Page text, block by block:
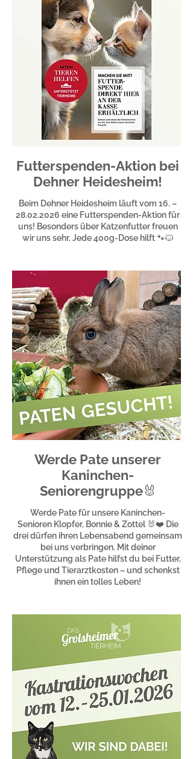
Futterspenden-Aktion bei
Dehner Heidesheim!
Beim Dehner Heidesheim läuft vom 16. –
28.02.2026 eine Futterspenden-Aktion für
uns! Besonders über Katzenfutter freuen
wir uns sehr. Jede 400g-Dose hilft 🐾🐱
Werde Pate unserer
Kaninchen-
Seniorengruppe🐰
Werde Pate für unsere Kaninchen-
Senioren Klopfer, Bonnie & Zottel 🐰❤️ Die
drei dürfen ihren Lebensabend gemeinsam
bei uns verbringen. Mit deiner
Unterstützung als Pate hilfst du bei Futter,
Pflege und Tierarztkosten – und schenkst
ihnen ein tolles Leben!